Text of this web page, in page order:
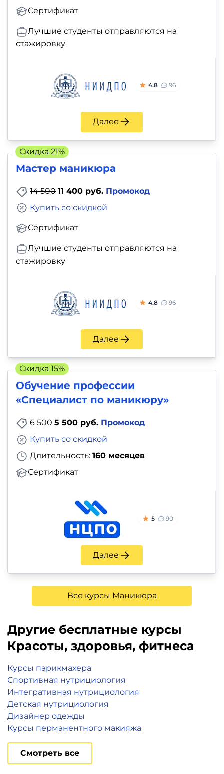
Сертификат
Лучшие студенты отправляются на
стажировку
4.8 96
Далее
Мастер маникюра
14 500 11 400 руб. Промокод
Сертификат
Купить со скидкой
Лучшие студенты отправляются на
стажировку
4.8 96
Далее
Скидка 21%
Обучение профессии
«Специалист по маникюру»
6 500 5 500 руб. Промокод
Длительность: 160 месяцев
Сертификат
Купить со скидкой
5 90
Далее
Скидка 15%
Все курсы Маникюра
Другие бесплатные курсы
Красоты, здоровья, фитнеса
Курсы парикмахера
Спортивная нутрициология
Интегративная нутрициология
Детская нутрициология
Дизайнер одежды
Курсы перманентного макияжа
Смотреть все